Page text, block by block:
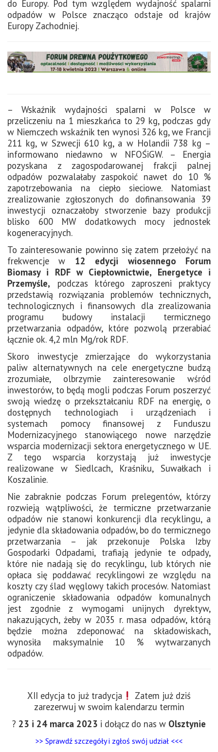
do Europy. Pod tym względem wydajność spalarni
odpadów w Polsce znacząco odstaje od krajów
Europy Zachodniej.
– Wskaźnik wydajności spalarni w Polsce w
przeliczeniu na 1 mieszkańca to 29 kg, podczas gdy
w Niemczech wskaźnik ten wynosi 326 kg, we Francji
211 kg, w Szwecji 610 kg, a w Holandii 738 kg –
informowano niedawno w NFOŚiGW. – Energia
pozyskana z zagospodarowanej frakcji palnej
odpadów pozwalałaby zaspokoić nawet do 10 %
zapotrzebowania na ciepło sieciowe. Natomiast
zrealizowanie zgłoszonych do dofinansowania 39
inwestycji oznaczałoby stworzenie bazy produkcji
blisko 600 MW dodatkowych mocy jednostek
kogeneracyjnych.
To zainteresowanie powinno się zatem przełożyć na
frekwencje w 12 edycji wiosennego Forum
Biomasy i RDF w Ciepłownictwie, Energetyce i
Przemyśle, podczas którego zaproszeni praktycy
przedstawią rozwiązania problemów technicznych,
technologicznych i finansowych dla zrealizowania
programu budowy instalacji termicznego
przetwarzania odpadów, które pozwolą przerabiać
łącznie ok. 4,2 mln Mg/rok RDF.
Skoro inwestycje zmierzające do wykorzystania
paliw alternatywnych na cele energetyczne budzą
zrozumiałe, olbrzymie zainteresowanie wśród
inwestorów, to będą mogli podczas Forum poszerzyć
swoją wiedzę o przekształcaniu RDF na energię, o
dostępnych technologiach i urządzeniach i
systemach pomocy finansowej z Funduszu
Modernizacyjnego stanowiącego nowe narzędzie
wsparcia modernizacji sektora energetycznego w UE.
Z tego wsparcia korzystają już inwestycje
realizowane w Siedlcach, Kraśniku, Suwałkach i
Koszalinie.
Nie zabraknie podczas Forum prelegentów, którzy
rozwieją wątpliwości, że termiczne przetwarzanie
odpadów nie stanowi konkurencji dla recyklingu, a
jedynie dla składowania odpadów, bo do termicznego
przetwarzania – jak przekonuje Polska Izby
Gospodarki Odpadami, trafiają jedynie te odpady,
które nie nadają się do recyklingu, lub których nie
opłaca się poddawać recyklingowi ze względu na
koszty czy ślad węglowy takich procesów. Natomiast
ograniczenie składowania odpadów komunalnych
jest zgodnie z wymogami unijnych dyrektyw,
nakazujących, żeby w 2035 r. masa odpadów, którą
będzie można zdeponować na składowiskach,
wynosiła maksymalnie 10 % wytwarzanych
odpadów.
XII edycja to już tradycja
Zatem już dziś
zarezerwuj w swoim kalendarzu termin
? 23 i 24 marca 2023 i dołącz do nas w Olsztynie
>> Sprawdź szczegóły i zgłoś swój udział <<<